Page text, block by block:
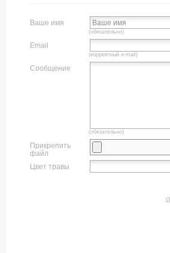
Ваше имя
(обязательно)
Email
(корректный e-mail)
Сообщение
(обязательно)
Прикрепить
файл
Цвет травы